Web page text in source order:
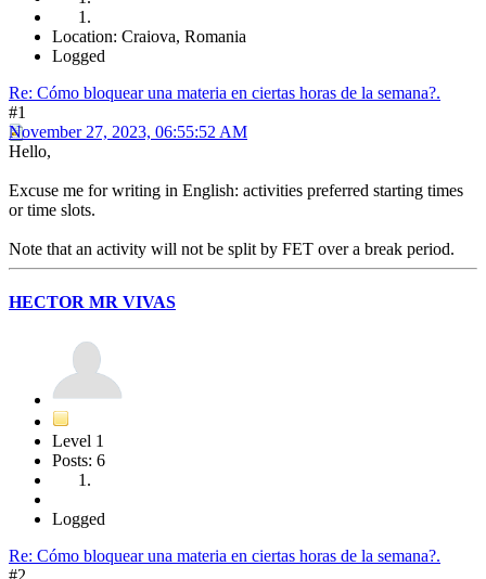
Location: Craiova, Romania
Logged
Re: Cómo bloquear una materia en ciertas horas de la semana?.
#1
November 27, 2023, 06:55:52 AM
Hello,
Excuse me for writing in English: activities preferred starting times
or time slots.
Note that an activity will not be split by FET over a break period.
HECTOR MR VIVAS
Level 1
Posts: 6
Logged
Re: Cómo bloquear una materia en ciertas horas de la semana?.